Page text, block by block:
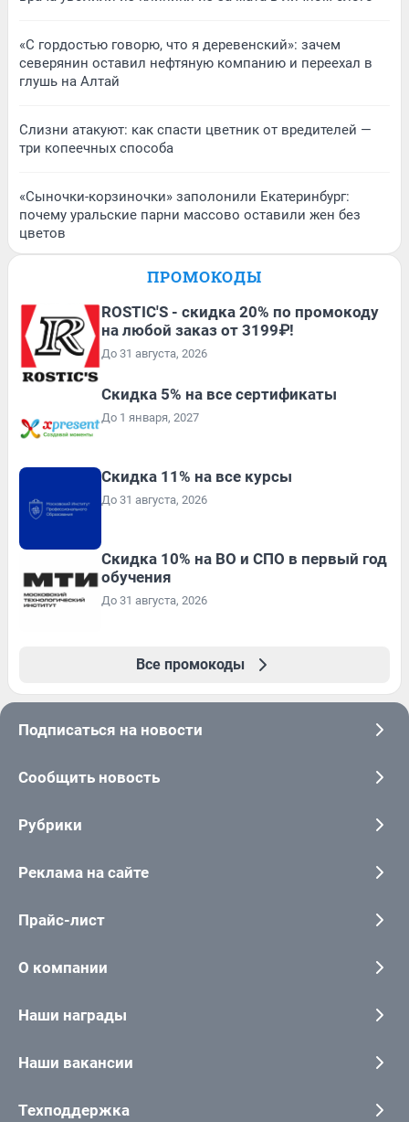
«С гордостью говорю, что я деревенский»: зачем
северянин оставил нефтяную компанию и переехал в
глушь на Алтай
Слизни атакуют: как спасти цветник от вредителей —
три копеечных способа
«Сыночки-корзиночки» заполонили Екатеринбург:
почему уральские парни массово оставили жен без
цветов
ПРОМОКОДЫ
ROSTIC'S - скидка 20% по промокоду
на любой заказ от 3199₽!
До 31 августа, 2026
Скидка 5% на все сертификаты
До 1 января, 2027
Скидка 11% на все курсы
До 31 августа, 2026
Скидка 10% на ВО и СПО в первый год
обучения
До 31 августа, 2026
Все промокоды
Подписаться на новости
Сообщить новость
Рубрики
Реклама на сайте
Прайс-лист
О компании
Наши награды
Наши вакансии
Техподдержка